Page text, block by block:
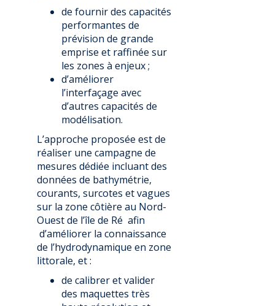
de fournir des capacités
performantes de
prévision de grande
emprise et raffinée sur
les zones à enjeux ;
d’améliorer
l’interfaçage avec
d’autres capacités de
modélisation.
L’approche proposée est de
réaliser une campagne de
mesures dédiée incluant des
données de bathymétrie,
courants, surcotes et vagues
sur la zone côtière au Nord-
Ouest de l’île de Ré afin
d’améliorer la connaissance
de l’hydrodynamique en zone
littorale, et :
de calibrer et valider
des maquettes très